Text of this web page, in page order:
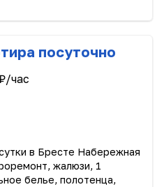
посуточно
час
в Бресте Набережная
жалюзи, 1
белье, полотенца,